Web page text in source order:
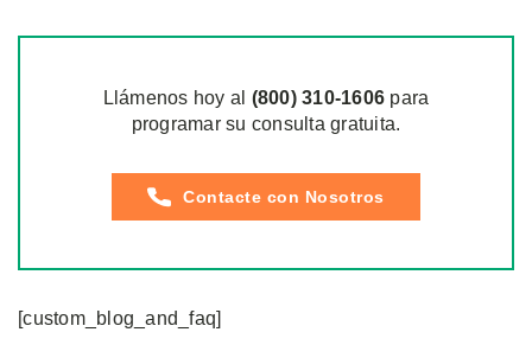
Llámenos hoy al (800)310-1606 para
programar su consulta gratuita.
Contacte con Nosotros
[custom_blog_and_faq]